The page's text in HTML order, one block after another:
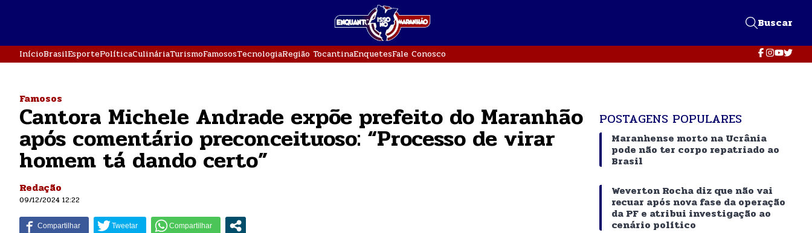
Buscar
InícioBrasilEsportePolíticaCulináriaTurismoFamososTecnologiaRegião TocantinaEnquetesFale Conosco
Famosos
Cantora Michele Andrade expõe prefeito do Maranhão
após comentário preconceituoso: “Processo de virar
homem tá dando certo”
Redação
09/12/2024 12:22
POSTAGENS POPULARES
Maranhense morto na Ucrânia
pode não ter corpo repatriado ao
Brasil
Weverton Rocha diz que não vai
recuar após nova fase da operação
da PF e atribui investigação ao
cenário político